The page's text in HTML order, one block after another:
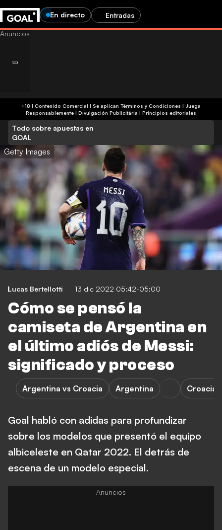
En directo Entradas
+18 | Contenido Comercial | Se aplican Términos y Condiciones | Juega
Responsablemente | Divulgación Publicitária | Principios editoriales
Todo sobre apuestas en
GOAL
Getty Images
Lucas Bertellotti 13 dic 2022 05:42-05:00
Cómo se pensó la
camiseta de Argentina en
el último adiós de Messi:
significado y proceso
Argentina vs Croacia Argentina Croacia
Goal habló con adidas para profundizar
sobre los modelos que presentó el equipo
albiceleste en Qatar 2022. El detrás de
escena de un modelo especial.